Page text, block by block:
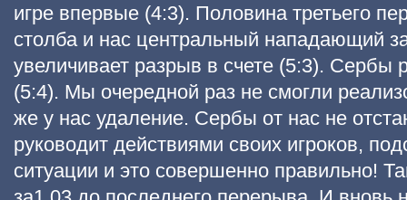
игре впервые (4:3). Половина третьего
столба и нас центральный нападающий
увеличивает разрыв в счете (5:3). Сербы
(5:4). Мы очередной раз не смогли
же у нас удаление. Сербы от нас не
руководит действиями своих игроков,
ситуации и это совершенно правильно!